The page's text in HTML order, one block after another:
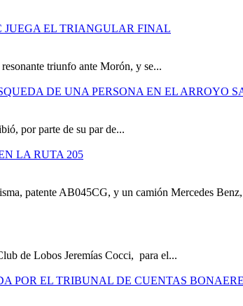
JUEGA EL TRIANGULAR FINAL
triunfo ante Morón, y se...
DE UNA PERSONA EN EL ARROYO
por parte de su par de...
LA RUTA 205
patente AB045CG, y un camión Mercedes
de Lobos Jeremías Cocci, para el...
POR EL TRIBUNAL DE CUENTAS